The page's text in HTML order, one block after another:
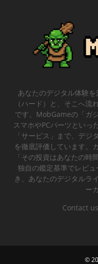
あなたのデジタル体験
（ハード）と、そこへ
です。MobGameの「ガ
スマホやPCパーツといっ
「サービス」まで、デ
を徹底評価しています。
「その投資はあなたの時
独自の鑑定基準でレビ
き、あなたのデジタルラ
ー
Contact
©